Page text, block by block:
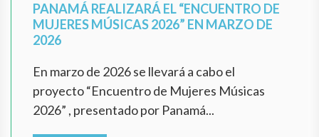
PANAMÁ REALIZARÁ EL “ENCUENTRO DE
MUJERES MÚSICAS 2026” EN MARZO DE
2026
En marzo de 2026 se llevará a cabo el
proyecto “Encuentro de Mujeres Músicas
2026” , presentado por Panamá...